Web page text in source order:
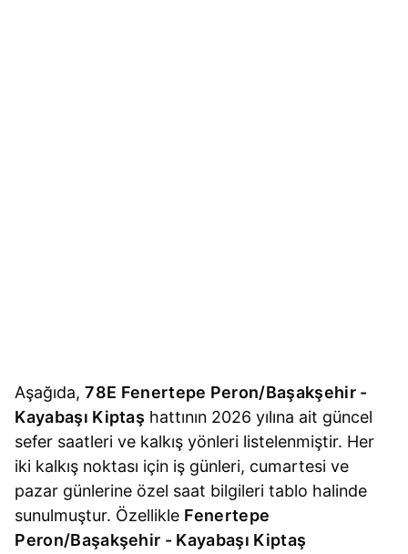
Aşağıda,78E Fenertepe Peron/Başakşehir -
Kayabaşı Kiptaş hattının 2026 yılına ait güncel
sefer saatleri ve kalkış yönleri listelenmiştir. Her
iki kalkış noktası için iş günleri, cumartesi ve
pazar günlerine özel saat bilgileri tablo halinde
sunulmuştur. Özellikle Fenertepe
Peron/Başakşehir - Kayabaşı Kiptaş